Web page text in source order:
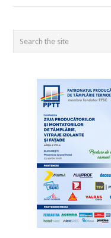
POSTS
NAVIGATION